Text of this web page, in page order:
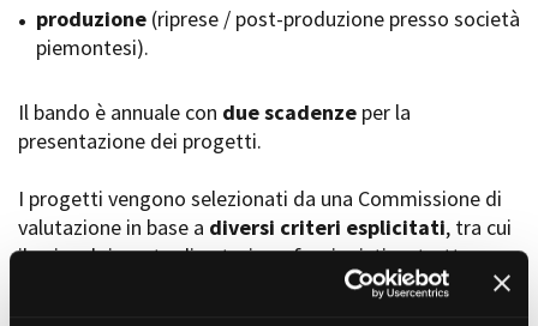
NEWS
CASTING
per affidamento lavori in
economia
Amministrazione trasparente
Bandi e gare
produzione (riprese / post-produzione presso società
piemontesi).
Il bando è annuale con due scadenze per la
presentazione dei progetti.
I progetti vengono selezionati da una Commissione di
valutazione in base a diversi criteri esplicitati, tra cui
il coinvolgimento di autori, professionisti e strutture
torinesi e piemontesi, i co-finanziamenti e l’effettiva